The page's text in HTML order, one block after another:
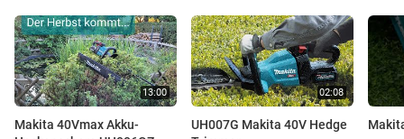
Makita 40Vmax Akku-
UH007G Makita 40V Hedge